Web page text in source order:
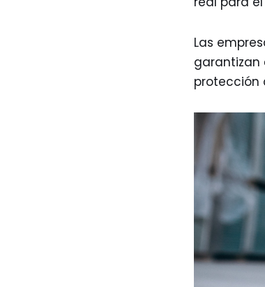
Las
garantizan
protección